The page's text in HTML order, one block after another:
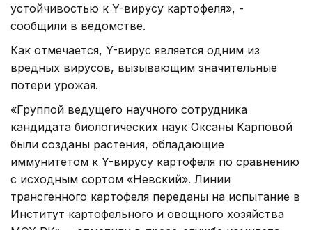
устойчивостью к Y-вирусу картофеля», -
сообщили в ведомстве.
Как отмечается, Y-вирус является одним из
вредных вирусов, вызывающим значительные
потери урожая.
«Группой ведущего научного сотрудника
кандидата биологических наук Оксаны Карповой
были созданы растения, обладающие
иммунитетом к Y-вирусу картофеля по сравнению
с исходным сортом «Невский». Линии
трансгенного картофеля переданы на испытание в
Институт картофельного и овощного хозяйства